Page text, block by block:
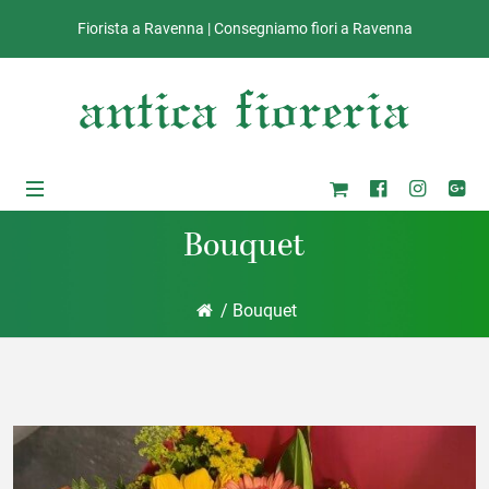
Fiorista a Ravenna | Consegniamo fiori a Ravenna
Bouquet
/ Bouquet